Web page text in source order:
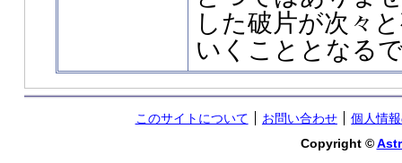
した破片が次々
いくこととなる
このサイトについて お問い合わせ
個人情
Copyright ©